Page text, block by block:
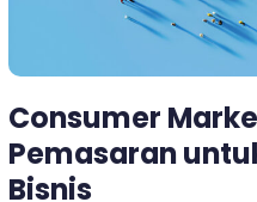
Consumer
Pemasaran
Bisnis